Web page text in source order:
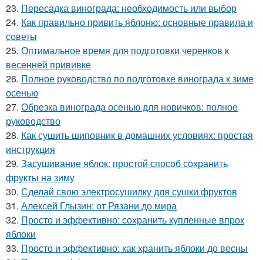
23. Пересадка винограда: необходимость или выбор
24. Как правильно привить яблоню: основные правила и
советы
25. Оптимальное время для подготовки черенков к
весенней прививке
26. Полное руководство по подготовке винограда к зиме
осенью
27. Обрезка винограда осенью для новичков: полное
руководство
28. Как сушить шиповник в домашних условиях: простая
инструкция
29. Засушивание яблок: простой способ сохранить
фрукты на зиму
30. Сделай свою электросушилку для сушки фруктов
31. Алексей Глызин: от Рязани до мира
32. Просто и эффективно: сохранить купленные впрок
яблоки
33. Просто и эффективно: как хранить яблоки до весны